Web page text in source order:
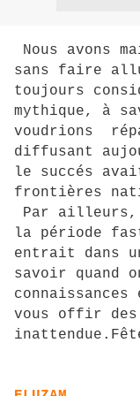
Nous avons
sans faire
toujours
mythique, à
voudrions
diffusant
le succés
frontières
Par ailleurs,
la période
entrait dans
savoir quand
vous offir des